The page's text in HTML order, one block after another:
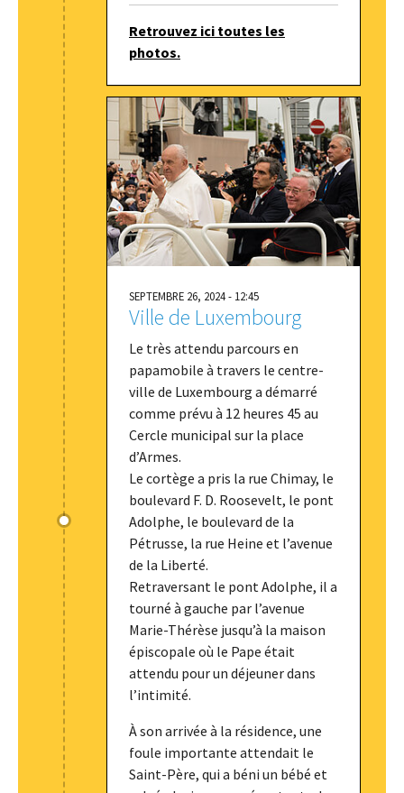
Retrouvez ici toutes les
photos.
SEPTEMBRE 26, 2024 - 12:45
Ville de Luxembourg
Le très attendu parcours en
papamobile à travers le centre-
ville de Luxembourg a démarré
comme prévu à 12 heures 45 au
Cercle municipal sur la place
d’Armes.
Le cortège a pris la rue Chimay, le
boulevard F. D. Roosevelt, le pont
Adolphe, le boulevard de la
Pétrusse, la rue Heine et l’avenue
de la Liberté.
Retraversant le pont Adolphe, il a
tourné à gauche par l’avenue
Marie-Thérèse jusqu’à la maison
épiscopale où le Pape était
attendu pour un déjeuner dans
l’intimité.
À son arrivée à la résidence, une
foule importante attendait le
Saint-Père, qui a béni un bébé et